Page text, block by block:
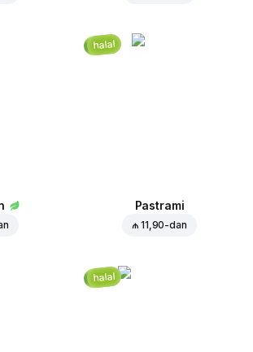
halal
Pastrami
₼ 11,90-dan
halal